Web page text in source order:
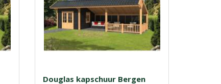
Douglas kapschuur Bergen